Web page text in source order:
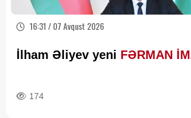
16:31 / 07 Avqust 2026
İlham Əliyev yeni FƏRMAN
174